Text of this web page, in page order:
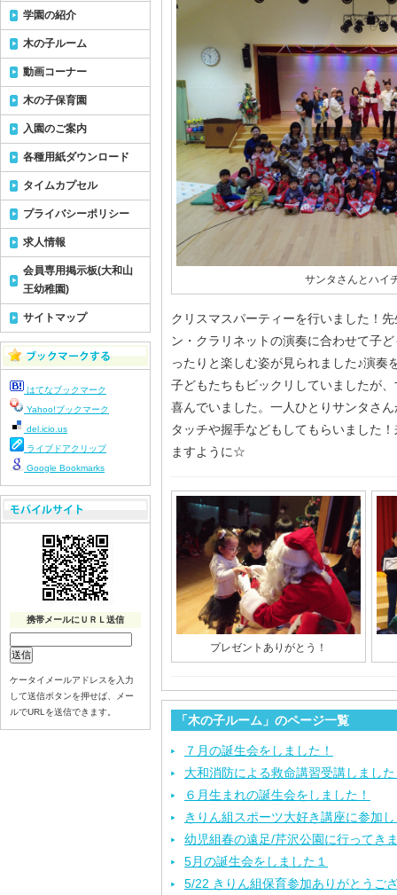
サンタさんとハイ
クリスマスパーティーを行いました！
ン・クラリネットの演奏に合わせて子
ったりと楽しむ姿が見られました♪演奏
子どもたちもビックリしていましたが
喜んでいました。一人ひとりサンタさ
タッチや握手などもしてもらいました
ますように☆
プレゼントありがとう！
「木の子ルーム」のページ一覧
７月の誕生会をしました！
大和消防による救命講習受講しまし
６月生まれの誕生会をしました！
きりん組スポーツ大好き講座に参加
幼児組春の遠足/芹沢公園に行ってき
5月の誕生会をしました１
5/22 きりん組保育参加ありがとうご
学園の紹介
木の子ルーム
動画コーナー
木の子保育園
入園のご案内
各種用紙ダウンロード
タイムカプセル
プライバシーポリシー
求人情報
会員専用掲示板(大和山
王幼稚園)
サイトマップ
はてなブックマーク
Yahoo!ブックマーク
del.icio.us
ライブドアクリップ
Google Bookmarks
携帯メールにＵＲＬ送信
ケータイメールアドレスを入力
して送信ボタンを押せば、メー
ルでURLを送信できます。